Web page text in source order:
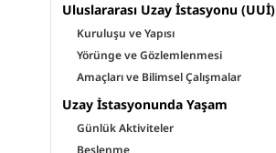
Uluslararası Uzay İstasyonu (UUİ)
Kuruluşu ve Yapısı
Yörünge ve Gözlemlenmesi
Amaçları ve Bilimsel Çalışmalar
Uzay İstasyonunda Yaşam
Günlük Aktiviteler
Beslenme